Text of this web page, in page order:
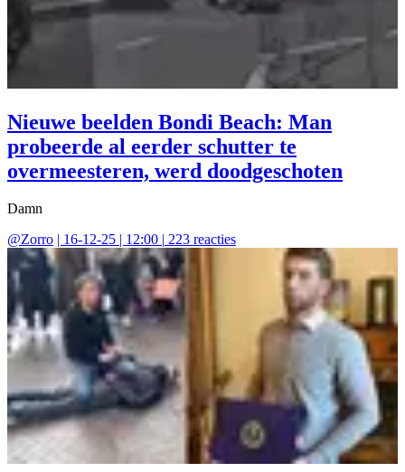
Nieuwe beelden Bondi Beach: Man
probeerde al eerder schutter te
overmeesteren, werd doodgeschoten
Damn
@Zorro 16-12-25 | 12:00 223 reacties